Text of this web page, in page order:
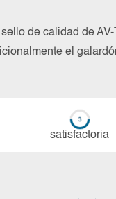
de calidad de AV-
el
sa­tis­fac­to­ria